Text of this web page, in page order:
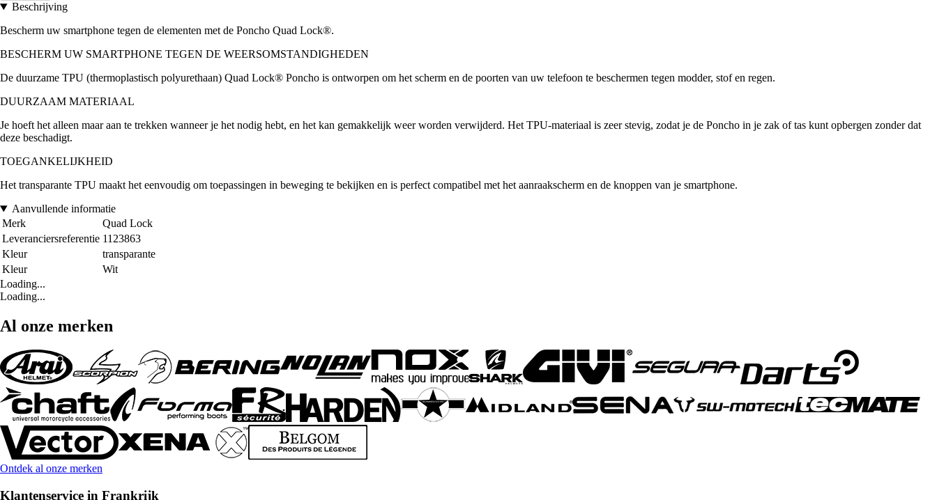
Beschrijving
Bescherm uw smartphone tegen de elementen met de Poncho Quad Lock®.
BESCHERM UW SMARTPHONE TEGEN DE WEERSOMSTANDIGHEDEN
De duurzame TPU (thermoplastisch polyurethaan) Quad Lock® Poncho is ontworpen om het scherm en de poorten van uw telefoon te beschermen tegen modder, stof en regen.
DUURZAAM MATERIAAL
Je hoeft het alleen maar aan te trekken wanneer je het nodig hebt, en het kan gemakkelijk weer worden verwijderd. Het TPU-materiaal is zeer stevig, zodat je de Poncho in je zak of tas kunt opbergen zonder dat
deze beschadigt.
TOEGANKELIJKHEID
Het transparante TPU maakt het eenvoudig om toepassingen in beweging te bekijken en is perfect compatibel met het aanraakscherm en de knoppen van je smartphone.
Aanvullende informatie
Merk
Quad Lock
Leveranciersreferentie 1123863
Kleur
transparante
Kleur
Wit
Loading...
Loading...
Al onze merken
Ontdek al onze merken
Klantenservice in Frankrijk